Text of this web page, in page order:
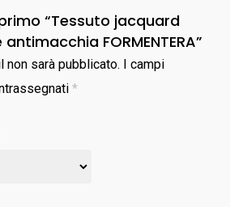
“Tessuto jacquard
FORMENTERA”
sarà pubblicato. I campi
*